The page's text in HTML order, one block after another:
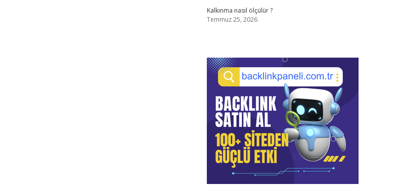
Kalkınma nasıl ölçülür ?
Temmuz 25, 2026